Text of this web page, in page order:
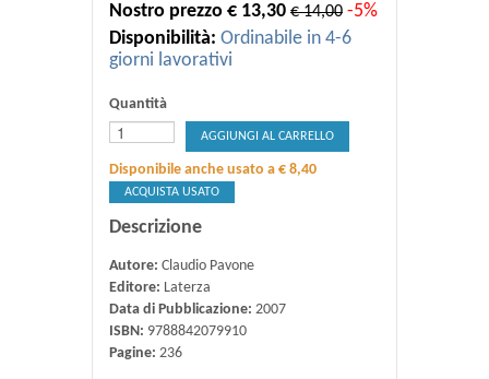
Nostro prezzo € 13,30 € 14,00 -5%
Disponibilità: Ordinabile in 4-6
giorni lavorativi
Quantità
AGGIUNGI AL CARRELLO
Disponibile anche usato a € 8,40
ACQUISTA USATO
Descrizione
Autore: Claudio Pavone
Editore: Laterza
Data di Pubblicazione: 2007
ISBN: 9788842079910
Pagine: 236